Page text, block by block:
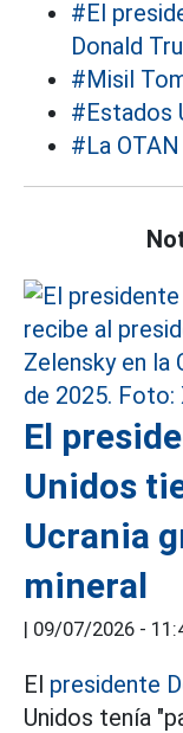
#El
Donald
#Misil
#Estados
#La OTAN
El
Unidos
Ucrania
mineral
| 09/07/2026 -
El presidente
Unidos tenía